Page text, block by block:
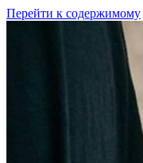
Перейти к содержимому